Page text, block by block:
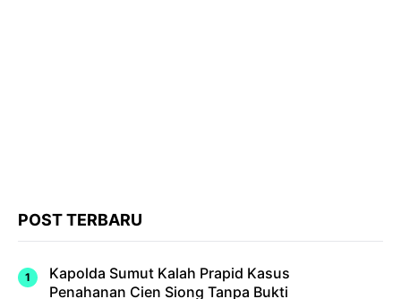
POST TERBARU
Kapolda Sumut Kalah Prapid Kasus
Penahanan Cien Siong Tanpa Bukti